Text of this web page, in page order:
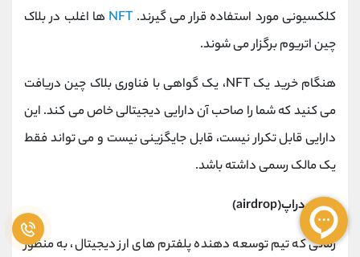
کلکسیونی مورد استفاده قرار می گیرند. NFT ها اغلب در بلاک
چین اتریوم برگزار می شوند.
هنگام خرید یک NFT، یک گواهی با فناوری بلاک چین دریافت
می کنید که شما را صاحب آن دارایی دیجیتالی خاص می کند. این
دارایی قابل تکرار نیست، قابل جایگزینی نیست و می تواند فقط
یک مالک رسمی داشته باشد.
44. ایردراپ(airdrop)
زمانی که تیم توسعه دهنده پلفترم های ارز دیجیتال، به منظور